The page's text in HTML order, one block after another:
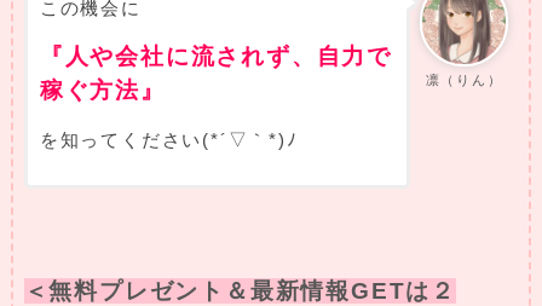
凛（りん）
この機会に
『人や会社に流されず、自力で
稼ぐ方法』
を知ってください(*´▽｀*)ﾉ
＜無料プレゼント＆最新情報GETは２